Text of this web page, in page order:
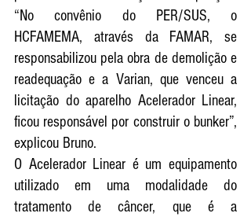
“No convênio do PER/SUS, o
HCFAMEMA, através da FAMAR, se
responsabilizou pela obra de demolição e
readequação e a Varian, que venceu a
licitação do aparelho Acelerador Linear,
ficou responsável por construir o bunker”,
explicou Bruno.
O Acelerador Linear é um equipamento
utilizado em uma modalidade do
tratamento de câncer, que é a